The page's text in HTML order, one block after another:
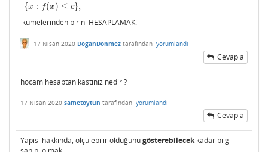
{x : f(x) ≤ c},
kümelerinden birini HESAPLAMAK.
17 Nisan 2020 DoganDonmez tarafından yorumlandı
Cevapla
hocam hesaptan kastınız nedir ?
17 Nisan 2020 sametoytun tarafından yorumlandı
Cevapla
Yapısı hakkında, ölçülebilir olduğunugösterebilecekkadar bilgi